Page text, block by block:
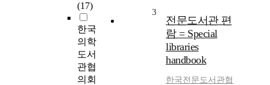
(17)
한국
의학
도서
관협
의회
3
전문도서관 편
람 = Special
libraries
handbook
한국전문도서관협